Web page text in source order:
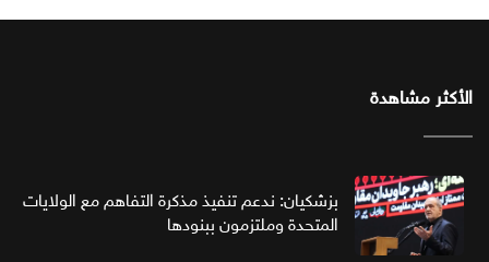
الأكثر مشاهدة
بزشكيان: ندعم تنفيذ مذكرة التفاهم مع الولايات
المتحدة وملتزمون ببنودها